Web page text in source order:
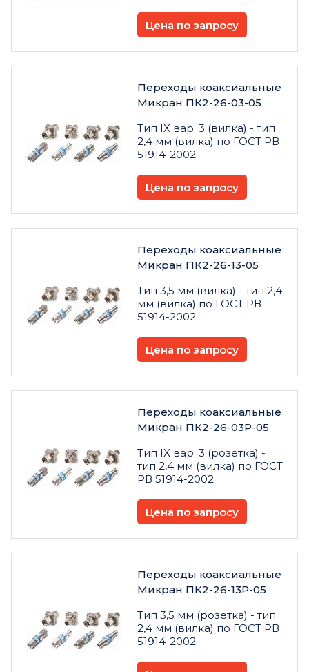
Цена по запросу
Переходы коаксиальные
Микран ПК2-26-03-05
Тип IX вар. 3 (вилка) - тип
2,4 мм (вилка) по ГОСТ РВ
51914-2002
Цена по запросу
Переходы коаксиальные
Микран ПК2-26-13-05
Тип 3,5 мм (вилка) - тип 2,4
мм (вилка) по ГОСТ РВ
51914-2002
Цена по запросу
Переходы коаксиальные
Микран ПК2-26-03Р-05
Тип IX вар. 3 (розетка) -
тип 2,4 мм (вилка) по ГОСТ
РВ 51914-2002
Цена по запросу
Переходы коаксиальные
Микран ПК2-26-13Р-05
Тип 3,5 мм (розетка) - тип
2,4 мм (вилка) по ГОСТ РВ
51914-2002